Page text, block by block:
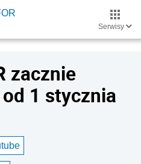
Serwisy
zacznie
1 stycznia